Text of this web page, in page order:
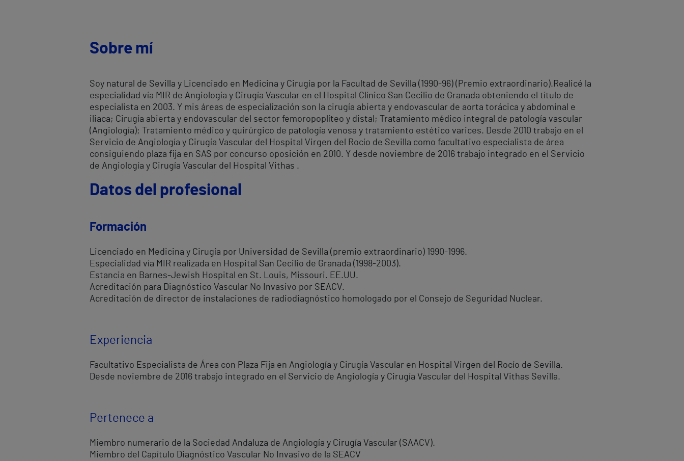
Sobre mí
Soy natural de Sevilla y Licenciado en Medicina y Cirugía por la Facultad de Sevilla (1990-96) (Premio extraordinario).Realicé la
especialidad vía MIR de Angiología y Cirugía Vascular en el Hospital Clínico San Cecilio de Granada obteniendo el título de
especialista en 2003. Y mis áreas de especialización son la cirugía abierta y endovascular de aorta torácica y abdominal e
iliaca; Cirugía abierta y endovascular del sector femoropoplíteo y distal; Tratamiento médico integral de patología vascular
(Angiología); Tratamiento médico y quirúrgico de patología venosa y tratamiento estético varices. Desde 2010 trabajo en el
Servicio de Angiología y Cirugía Vascular del Hospital Virgen del Rocío de Sevilla como facultativo especialista de área
consiguiendo plaza fija en SAS por concurso oposición en 2010. Y desde noviembre de 2016 trabajo integrado en el Servicio
de Angiología y Cirugía Vascular del Hospital Vithas .
Datos del profesional
Formación
Licenciado en Medicina y Cirugía por Universidad de Sevilla (premio extraordinario) 1990-1996.
Especialidad vía MIR realizada en Hospital San Cecilio de Granada (1998-2003).
Estancia en Barnes-Jewish Hospital en St. Louis, Missouri. EE.UU.
Acreditación para Diagnóstico Vascular No Invasivo por SEACV.
Acreditación de director de instalaciones de radiodiagnóstico homologado por el Consejo de Seguridad Nuclear.
Experiencia
Facultativo Especialista de Área con Plaza Fija en Angiología y Cirugía Vascular en Hospital Virgen del Rocío de Sevilla.
Desde noviembre de 2016 trabajo integrado en el Servicio de Angiología y Cirugía Vascular del Hospital Vithas Sevilla.
Pertenece a
Miembro numerario de la Sociedad Andaluza de Angiología y Cirugía Vascular (SAACV).
Miembro del Capítulo Diagnóstico Vascular No Invasivo de la SEACV